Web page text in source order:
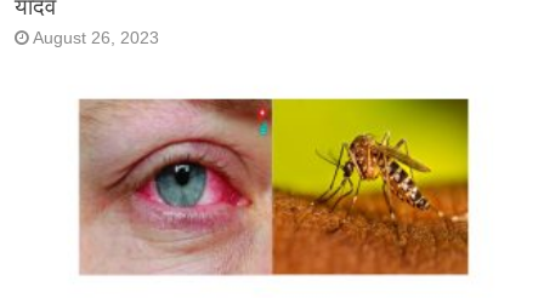
यादव
August 26, 2023